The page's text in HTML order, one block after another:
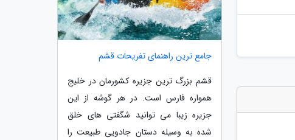
جامع ترین راهنمای تفریحات قشم
قشم بزرگ ترین جزیره کشورمان در خلیج
همواره فارس است. در هر گوشه از این
جزیره زیبا می توانید شگفتی های خلق
شده به وسیله دستان جادویی طبیعت را